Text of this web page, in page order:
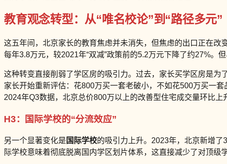
教育观念转型：从“唯名校论”到“路径多元”
这五年间，北京家长的教育焦虑并未消失，但焦虑的出口正在
每年3.8万元，较2021年“双减”政策前的5.2万元下降了约27%。
这种转变直接削弱了学区房的吸引力。过去，家长买学区房是为
家长开始重新评估：花800万买一套老破小，不如花500万买一
2024年Q3数据，北京总价800万以上的改善型住宅成交量环比上
H3：国际学校的“分流效应”
另一个显著变化是 国际学校的吸引力上升。2023年，北京新增
际学校意味着彻底脱离国内学区划片体系，这直接减少了对顶